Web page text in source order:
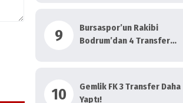
9
Bursaspor’un Rakibi
Bodrum’dan 4 Transfer
10
Gemlik FK 3 Transfer Daha
Yaptı!